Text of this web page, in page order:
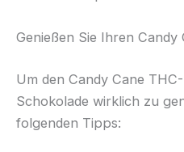
Genießen Sie Ihren Candy
Um den Candy Cane
Schokolade wirklich zu
folgenden Tipps: